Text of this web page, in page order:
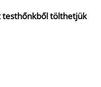
testhőnkből tölthetjük